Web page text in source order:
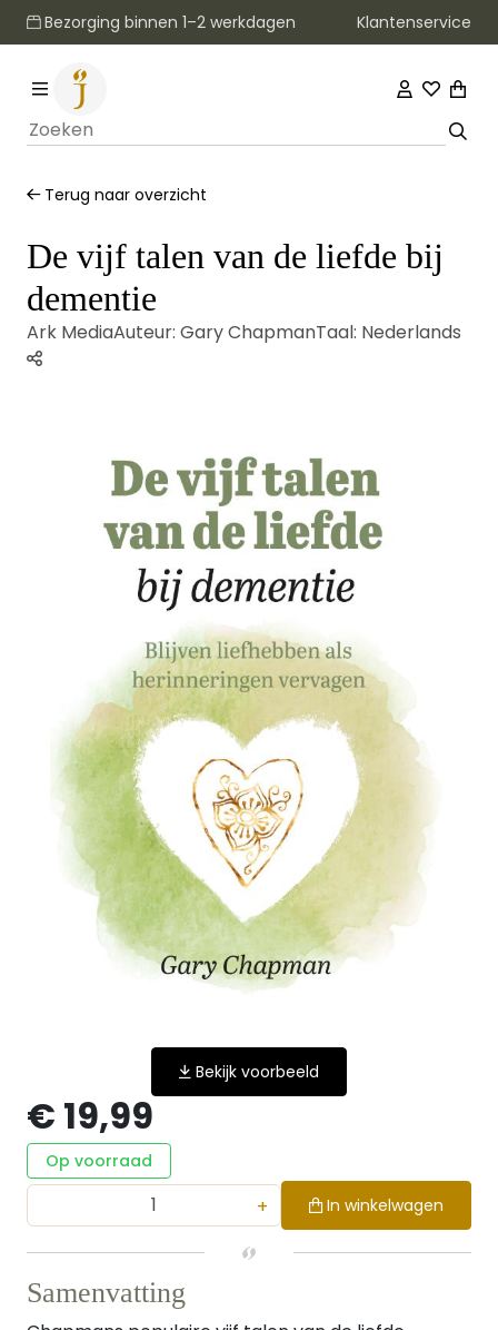
Bezorging binnen 1–2 werkdagen Klantenservice
Terug naar overzicht
De vijf talen van de liefde bij
dementie
Ark MediaAuteur: Gary ChapmanTaal: Nederlands
Bekijk voorbeeld
€ 19,99
Op voorraad
+ In winkelwagen
Samenvatting